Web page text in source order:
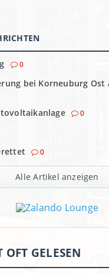
0
bei Korneuburg Ost
0
0
Alle Artikel anzeigen
GELESEN